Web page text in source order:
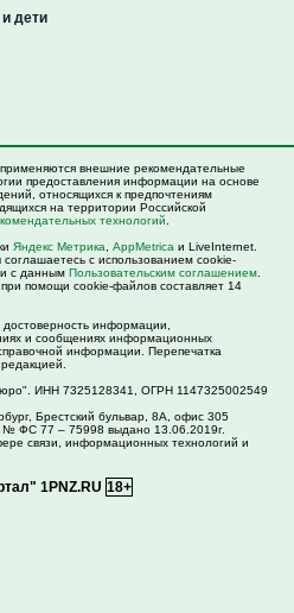
дети
внешние рекомендательные
предоставления информации на основе
относящихся к предпочтениям
на территории Российской
технологий
Яндекс Метрика AppMetrica и LiveInternet.
с использованием cookie-
с данным Пользовательским соглашением
помощи cookie-файлов составляет 14
достоверность информации,
и сообщениях информационных
информации. Перепечатка
ИНН 7325128341, ОГРН 1147325002549
Брестский бульвар, 8А, офис 305
ФС 77 – 75998 выдано 13.06.2019г.
связи, информационных технологий и
1PNZ.RU 18+